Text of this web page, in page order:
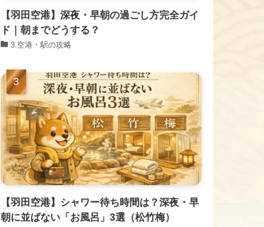
【羽田空港】深夜・早朝の過ごし方完全ガイ
ド｜朝までどうする？
​3.空港・駅の攻略
【羽田空港】シャワー待ち時間は？深夜・早
朝に並ばない「お風呂」3選（松竹梅）